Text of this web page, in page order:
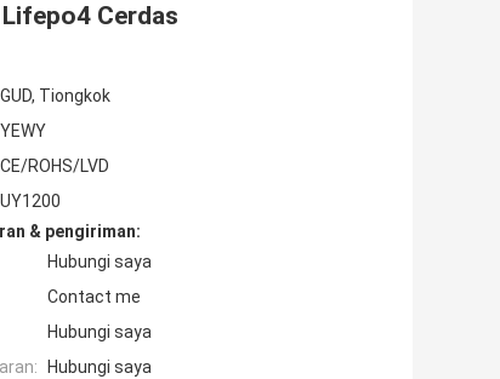
Cerdas
GUD, Tiongkok
YEWY
CE/ROHS/LVD
UY1200
& pengiriman:
Hubungi saya
Contact me
Hubungi saya
Hubungi saya